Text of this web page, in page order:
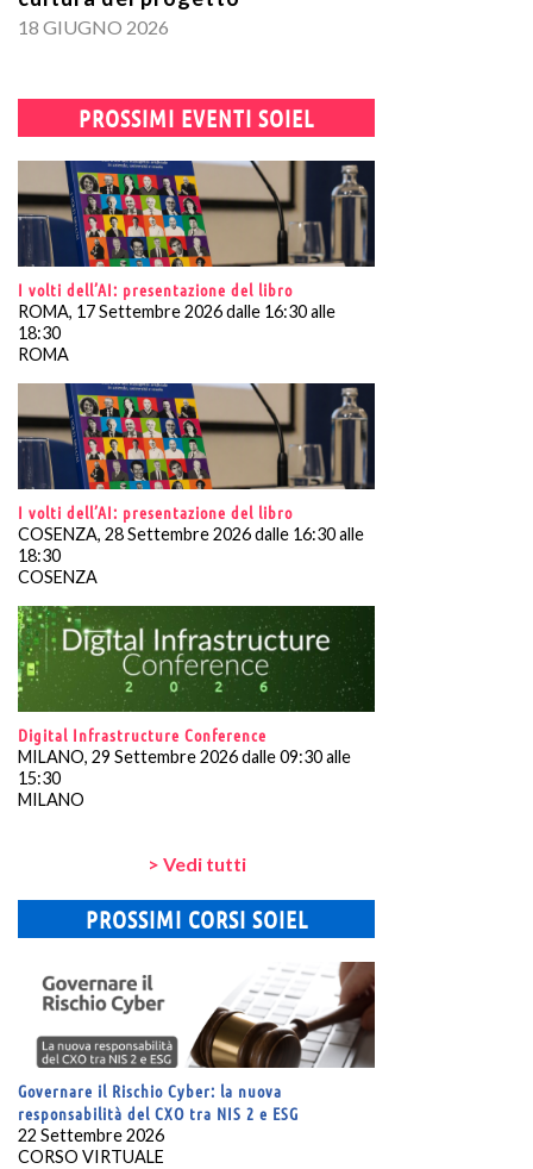
18 GIUGNO 2026
PROSSIMI EVENTI SOIEL
I volti dell’AI: presentazione del libro
ROMA, 17 Settembre 2026 dalle 16:30 alle
18:30
ROMA
I volti dell’AI: presentazione del libro
COSENZA, 28 Settembre 2026 dalle 16:30 alle
18:30
COSENZA
Digital Infrastructure Conference
MILANO, 29 Settembre 2026 dalle 09:30 alle
15:30
MILANO
> Vedi tutti
PROSSIMI CORSI SOIEL
Governare il Rischio Cyber: la nuova
responsabilità del CXO tra NIS 2 e ESG
22 Settembre 2026
CORSO VIRTUALE